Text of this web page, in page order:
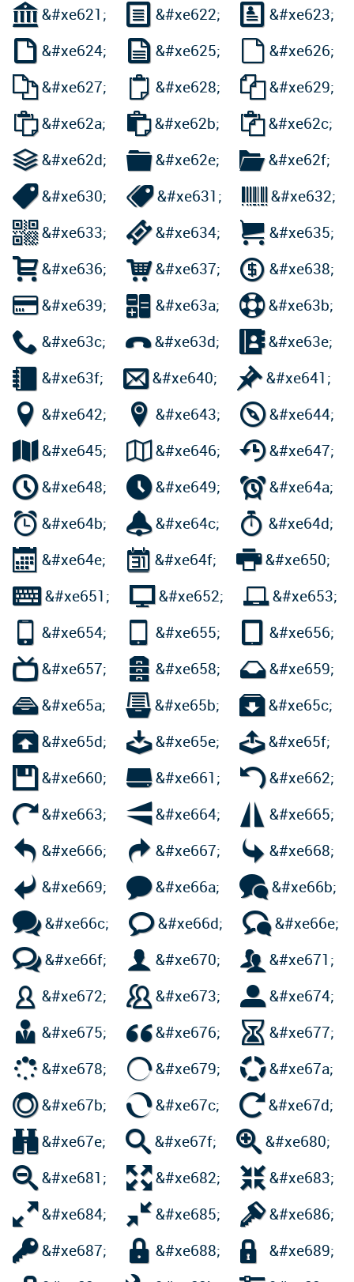
&#xe621;  &#xe622;  &#xe623;
 &#xe624;  &#xe625;  &#xe626;
&#xe627;  &#xe628; &#xe629;
&#xe62a; &#xe62b; &#xe62c;
&#xe62d; &#xe62e; &#xe62f;
&#xe630; &#xe631; &#xe632;
&#xe633; &#xe634;  &#xe635;
&#xe636; &#xe637;  &#xe638;
&#xe639;  &#xe63a; &#xe63b;
 &#xe63c; &#xe63d; &#xe63e;
 &#xe63f; &#xe640; &#xe641;
 &#xe642;  &#xe643; &#xe644;
 &#xe645;  &#xe646; &#xe647;
&#xe648; &#xe649; &#xe64a;
 &#xe64b; &#xe64c;  &#xe64d;
 &#xe64e;  &#xe64f; &#xe650;
&#xe651;  &#xe652; &#xe653;
 &#xe654;  &#xe655;  &#xe656;
&#xe657;  &#xe658; &#xe659;
&#xe65a; &#xe65b; &#xe65c;
&#xe65d; &#xe65e; &#xe65f;
 &#xe660; &#xe661; &#xe662;
&#xe663; &#xe664;  &#xe665;
 &#xe666;  &#xe667;  &#xe668;
 &#xe669; &#xe66a; &#xe66b;
&#xe66c; &#xe66d; &#xe66e;
&#xe66f;  &#xe670;  &#xe671;
 &#xe672;  &#xe673; &#xe674;
 &#xe675; &#xe676;  &#xe677;
&#xe678; &#xe679; &#xe67a;
&#xe67b; &#xe67c; &#xe67d;
&#xe67e;  &#xe67f;  &#xe680;
 &#xe681; &#xe682; &#xe683;
&#xe684; &#xe685; &#xe686;
&#xe687;  &#xe688;  &#xe689;